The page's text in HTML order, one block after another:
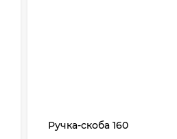
Ручка-скоба 160